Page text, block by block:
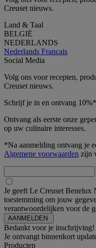
Creuset nieuws.
Land & Taal
BELGIË
NEDERLANDS
Nederlands Français
Social Media
Volg ons voor recepten,
Creuset nieuws.
Schrijf je in en ontvang
Ontvang als eerste onze
op uw culinaire interesses.
*Na aanmelding ontvang je
Algemene voorwaarden zijn
Je geeft Le Creuset
toestemming om jouw
verantwoordelijken voor de
Bedankt voor je inschrijving!
Je ontvangt binnenkort
Producten